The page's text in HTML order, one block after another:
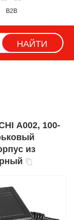
B2B
НАЙТИ
из